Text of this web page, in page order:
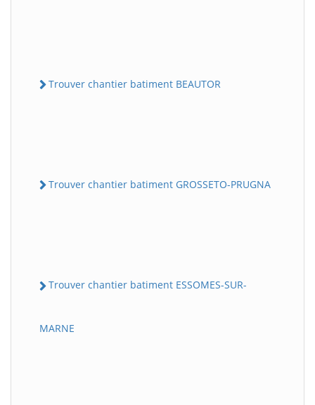
Trouver chantier batiment BEAUTOR
Trouver chantier batiment GROSSETO-PRUGNA
Trouver chantier batiment ESSOMES-SUR-
MARNE